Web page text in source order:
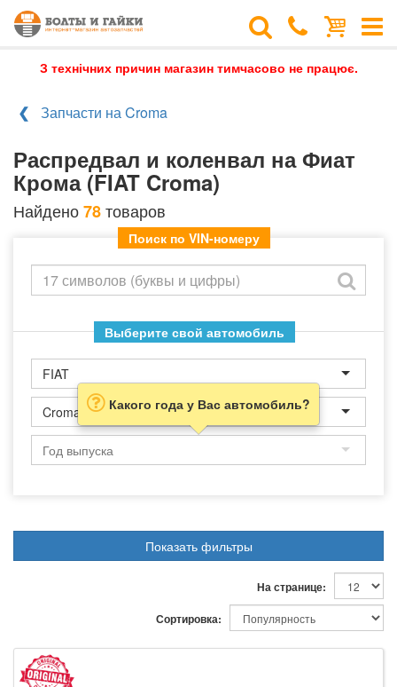
З технічних причин магазин тимчасово не працює.
Запчасти на Croma
Распредвал и коленвал на Фиат
Крома (FIAT Croma)
Найдено78товаров
Поиск по VIN-номеру
Выберите свой автомобиль
FIAT
Croma Какого года у Вас автомобиль?
Показать фильтры
На странице:
Сортировка: